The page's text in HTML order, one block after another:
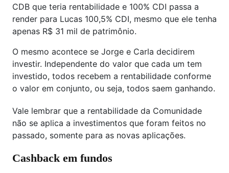
CDB que teria rentabilidade e 100% CDI passa a
render para Lucas 100,5% CDI, mesmo que ele tenha
apenas R$ 31 mil de patrimônio.
O mesmo acontece se Jorge e Carla decidirem
investir. Independente do valor que cada um tem
investido, todos recebem a rentabilidade conforme
o valor em conjunto, ou seja, todos saem ganhando.
Vale lembrar que a rentabilidade da Comunidade
não se aplica a investimentos que foram feitos no
passado, somente para as novas aplicações.
Cashback em fundos